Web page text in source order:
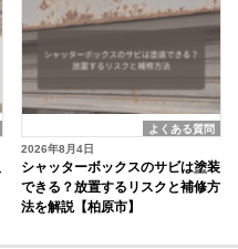
よくある質問
2026年8月4日
シャッターボックスのサビは塗装
できる？放置するリスクと補修方
法を解説【柏原市】